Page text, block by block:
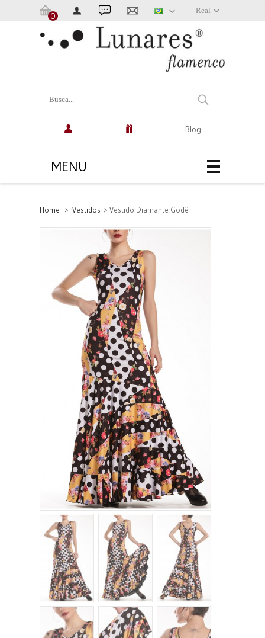
Real
Blog
0
(vazio)
MENU
Home > Vestidos > Vestido Diamante Godê